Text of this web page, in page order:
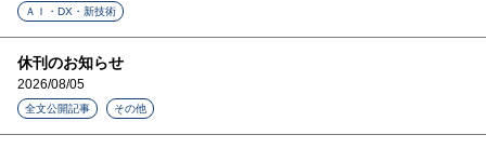
ＡＩ・DX・新技術
休刊のお知らせ
2026/08/05
全文公開記事 その他